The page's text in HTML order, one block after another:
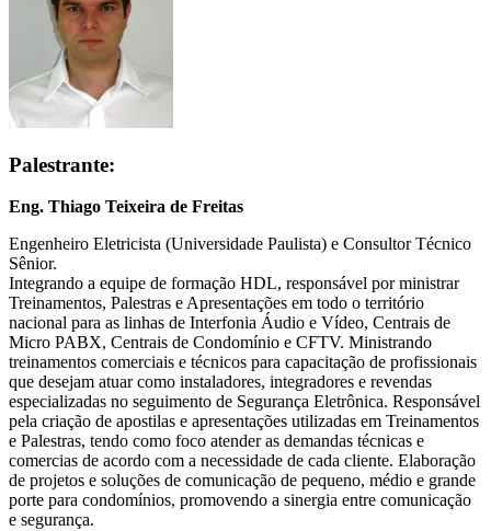
Palestrante:
Eng. Thiago Teixeira de Freitas
Engenheiro Eletricista (Universidade Paulista) e Consultor Técnico
Sênior.
Integrando a equipe de formação HDL, responsável por ministrar
Treinamentos, Palestras e Apresentações em todo o território
nacional para as linhas de Interfonia Áudio e Vídeo, Centrais de
Micro PABX, Centrais de Condomínio e CFTV. Ministrando
treinamentos comerciais e técnicos para capacitação de profissionais
que desejam atuar como instaladores, integradores e revendas
especializadas no seguimento de Segurança Eletrônica. Responsável
pela criação de apostilas e apresentações utilizadas em Treinamentos
e Palestras, tendo como foco atender as demandas técnicas e
comercias de acordo com a necessidade de cada cliente. Elaboração
de projetos e soluções de comunicação de pequeno, médio e grande
porte para condomínios, promovendo a sinergia entre comunicação
e segurança.